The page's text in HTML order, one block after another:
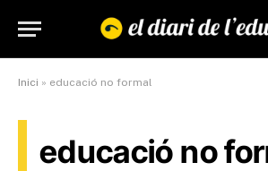
Inici » educació no formal
educació no